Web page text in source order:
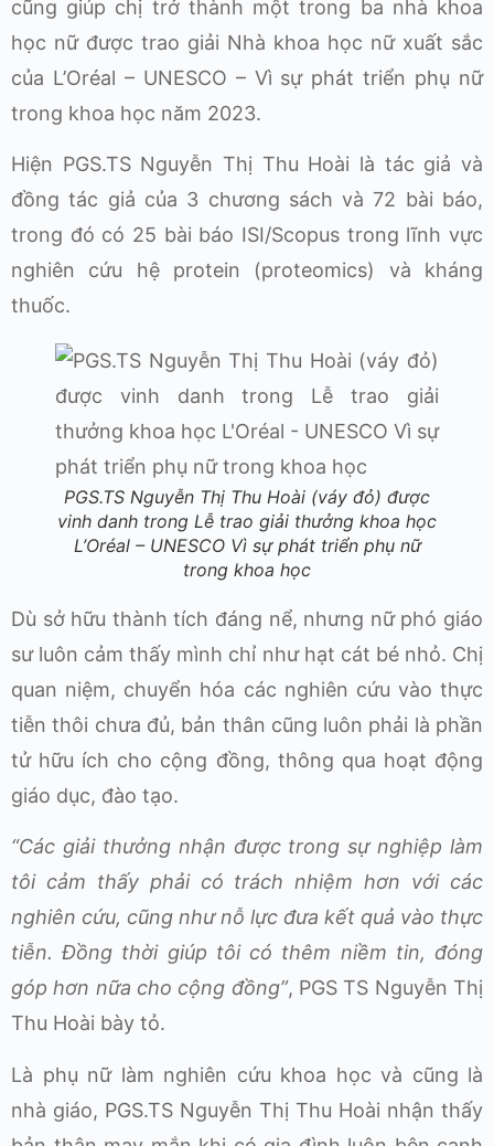
cũng giúp chị trở thành một trong ba nhà khoa
học nữ được trao giải Nhà khoa học nữ xuất sắc
của L’Oréal – UNESCO – Vì sự phát triển phụ nữ
trong khoa học năm 2023.
Hiện PGS.TS Nguyễn Thị Thu Hoài là tác giả và
đồng tác giả của 3 chương sách và 72 bài báo,
trong đó có 25 bài báo ISI/Scopus trong lĩnh vực
nghiên cứu hệ protein (proteomics) và kháng
thuốc.
PGS.TS Nguyễn Thị Thu Hoài (váy đỏ) được
vinh danh trong Lễ trao giải thưởng khoa học
L’Oréal – UNESCO Vì sự phát triển phụ nữ
trong khoa học
Dù sở hữu thành tích đáng nể, nhưng nữ phó giáo
sư luôn cảm thấy mình chỉ như hạt cát bé nhỏ. Chị
quan niệm, chuyển hóa các nghiên cứu vào thực
tiễn thôi chưa đủ, bản thân cũng luôn phải là phần
tử hữu ích cho cộng đồng, thông qua hoạt động
giáo dục, đào tạo.
“Các giải thưởng nhận được trong sự nghiệp làm
tôi cảm thấy phải có trách nhiệm hơn với các
nghiên cứu, cũng như nỗ lực đưa kết quả vào thực
tiễn. Đồng thời giúp tôi có thêm niềm tin, đóng
góp hơn nữa cho cộng đồng”, PGS TS Nguyễn Thị
Thu Hoài bày tỏ.
Là phụ nữ làm nghiên cứu khoa học và cũng là
nhà giáo, PGS.TS Nguyễn Thị Thu Hoài nhận thấy